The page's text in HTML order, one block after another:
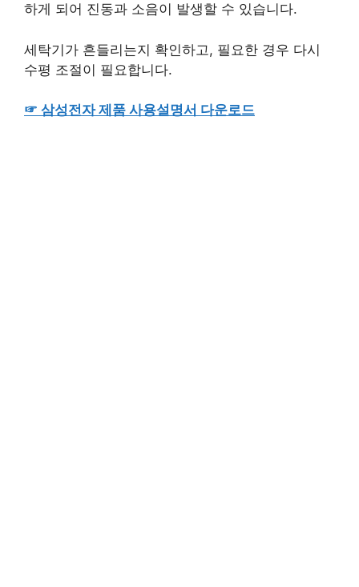
하게 되어 진동과 소음이 발생할 수 있습니다.
세탁기가 흔들리는지 확인하고, 필요한 경우 다시
수평 조절이 필요합니다.
☞ 삼성전자 제품 사용설명서 다운로드